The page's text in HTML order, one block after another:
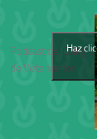
Podcast del Colegio
de Veterinarios
Haz